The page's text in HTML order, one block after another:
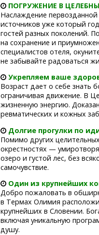
ПОГРУЖЕНИЕ В
Наслаждение
источников уже который
гостей разных поколений.
на сохранение и
специалистов отеля,
не забывайте радоваться
Укрепляем ваше
Возраст дает о себе знать
ограничивая движение. В
жизненную энергию.
ревматических и кожных
Долгие прогулки по
Помимо других
окрестностях —
озеро и густой лес, без
самочувствие.
Один из крупнейших
Добро пожаловать в
в Термах Олимия
крупнейших в Словении.
включая уникальную
душу.